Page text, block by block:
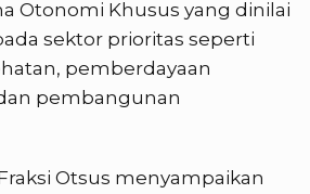
Otonomi Khusus yang dinilai
sektor prioritas seperti
pemberdayaan
pembangunan
Otsus menyampaikan